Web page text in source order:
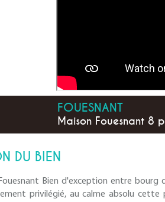
FOUESNANT
Maison Fouesnant 8
DU BIEN
Bien d'exception entre
privilégié, au calme absolu